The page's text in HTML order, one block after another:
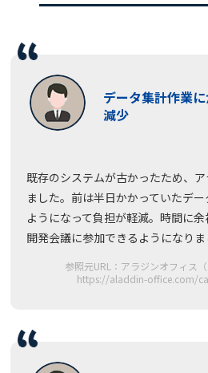
データ集計作業
減少
既存のシステムが古かったため、
ました。前は半日かかっていたデ
ようになって負担が軽減。時間に
開発会議に参加できるようになりま
参照元URL：アラジンオフィス
https://aladdin-office.com/